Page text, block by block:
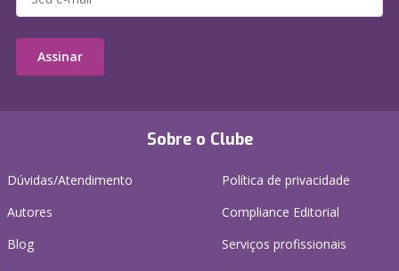
Sobre o Clube
Dúvidas/Atendimento
Autores
Blog
Política de privacidade
Compliance Editorial
Serviços profissionais
Assinar